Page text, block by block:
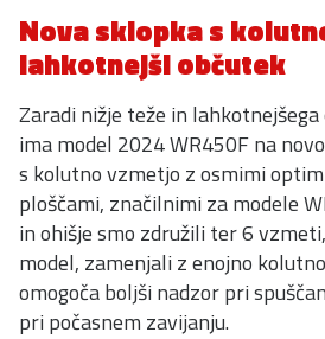
Nova sklopka s
lahkotnejši občutek
Zaradi nižje teže in
ima model 2024 WR450F na
s kolutno vzmetjo z osmimi
ploščami, značilnimi za modele
in ohišje smo združili ter 6
model, zamenjali z enojno
omogoča boljši nadzor pri
pri počasnem zavijanju.